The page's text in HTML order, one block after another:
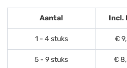
Aantal Incl.
1 - 4 stuks €
5 - 9 stuks €